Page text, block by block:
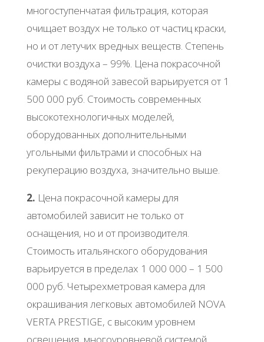
многоступенчатая фильтрация, которая
очищает воздух не только от частиц краски,
но и от летучих вредных веществ. Степень
очистки воздуха – 99%. Цена покрасочной
камеры с водяной завесой варьируется от 1
500 000 руб. Стоимость современных
высокотехнологичных моделей,
оборудованных дополнительными
угольными фильтрами и способных на
рекуперацию воздуха, значительно выше.
2. Цена покрасочной камеры для
автомобилей зависит не только от
оснащения, но и от производителя.
Стоимость итальянского оборудования
варьируется в пределах 1 000 000 – 1 500
000 руб. Четырехметровая камера для
окрашивания легковых автомобилей NOVA
VERTA PRESTIGE, с высоким уровнем
освещения, многоуровневой системой